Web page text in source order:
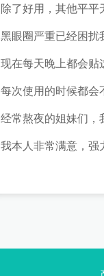
除了好用，其他平平
黑眼圈严重已经困扰
现在每天晚上都会贴
每次使用的时候都会
经常熬夜的姐妹们，
我本人非常满意，强